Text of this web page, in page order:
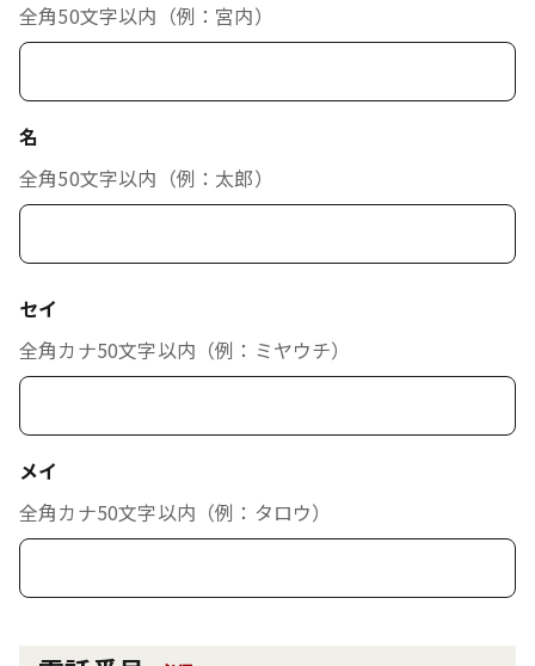
全角50文字以内（例：宮内）
名
全角50文字以内（例：太郎）
セイ
全角カナ50文字以内（例：ミヤウチ）
メイ
全角カナ50文字以内（例：タロウ）